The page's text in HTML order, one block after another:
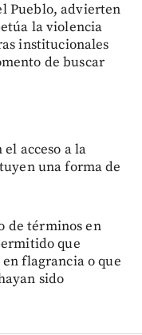
Pueblo, advierten
la violencia
institucionales
de buscar
acceso a la
una forma de
de términos en
que
flagrancia o que
sido